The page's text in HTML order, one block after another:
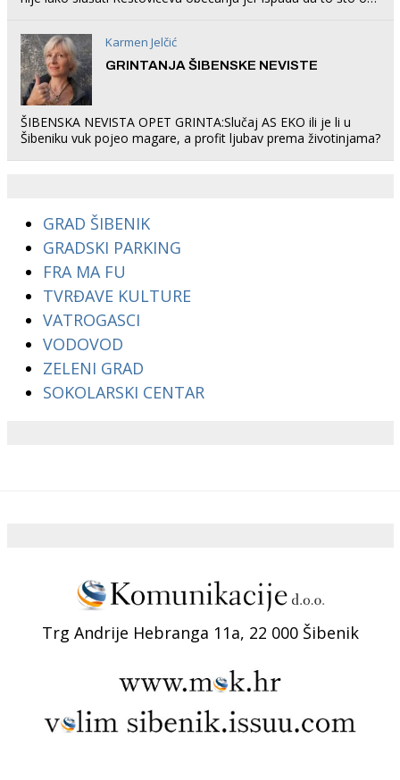
Karmen Jelčić
GRINTANJA ŠIBENSKE NEVISTE
ŠIBENSKA NEVISTA OPET GRINTA:Slučaj AS EKO ili je li u
Šibeniku vuk pojeo magare, a profit ljubav prema životinjama?
GRAD ŠIBENIK
GRADSKI PARKING
FRA MA FU
TVRĐAVE KULTURE
VATROGASCI
VODOVOD
ZELENI GRAD
SOKOLARSKI CENTAR
Trg Andrije Hebranga 11a, 22 000 Šibenik